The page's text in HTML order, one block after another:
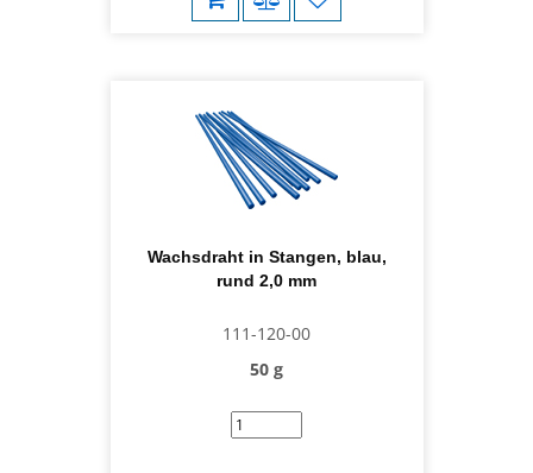
Wachsdraht in Stangen, blau,
rund 2,0 mm
111-120-00
50 g